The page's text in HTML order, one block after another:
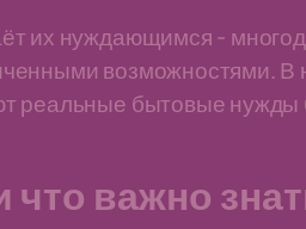
их нуждающимся -
возможностями. В
реальные бытовые нужды
важно